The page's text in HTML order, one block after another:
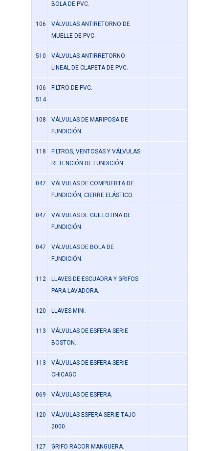
BOLA DE PVC.
106
VÁLVULAS ANTIRETORNO DE
MUELLE DE PVC.
510
VÁLVULAS ANTIRRETORNO
LINEAL DE CLAPETA DE PVC.
106-
514
FILTRO DE PVC.
108
VÁLVULAS DE MARIPOSA DE
FUNDICIÓN.
118
FILTROS, VENTOSAS Y VÁLVULAS
RETENCIÓN DE FUNDICIÓN.
047
VÁLVULAS DE COMPUERTA DE
FUNDICIÓN, CIERRE ELÁSTICO.
047
VÁLVULAS DE GUILLOTINA DE
FUNDICIÓN.
047
VÁLVULAS DE BOLA DE
FUNDICIÓN.
112
LLAVES DE ESCUADRA Y GRIFOS
PARA LAVADORA.
120 LLAVES MINI.
113
VÁLVULAS DE ESFERA SERIE
BOSTON.
113
VÁLVULAS DE ESFERA SERIE
CHICAGO.
069 VÁLVULAS DE ESFERA.
120
VÁLVULAS ESFERA SERIE TAJO
2000.
127 GRIFO RACOR MANGUERA.